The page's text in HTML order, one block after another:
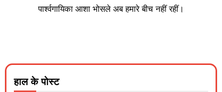
पार्श्वगायिका आशा भोसले अब हमारे बीच नहीं रहीं।
हाल के पोस्ट